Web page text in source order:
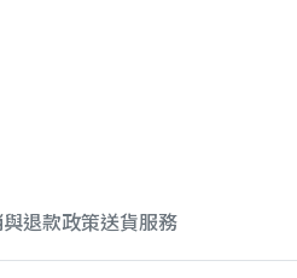
退款政策送貨服務